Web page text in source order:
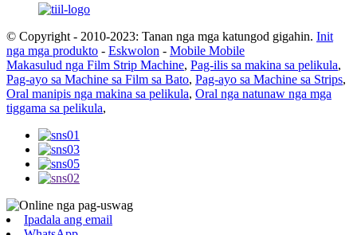
© Copyright - 2010-2023: Tanan nga mga katungod gigahin. Init
nga mga produkto - Eskwolon - Mobile Mobile
Makasulud nga Film Strip Machine, Pag-ilis sa makina sa pelikula,
Pag-ayo sa Machine sa Film sa Bato, Pag-ayo sa Machine sa Strips,
Oral manipis nga makina sa pelikula, Oral nga natunaw nga mga
tiggama sa pelikula,
Ipadala ang email